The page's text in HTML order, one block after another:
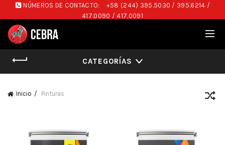
NÚMEROS DE CONTACTO:
+58 (244) 395.5030 / 395.6214 /
417.0090 / 417.0091
CATEGORÍAS
Inicio Pinturas